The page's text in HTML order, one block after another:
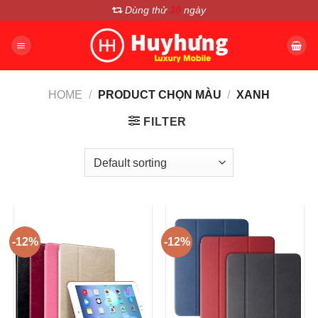
nội
Dùng thử 30 ngày
HOME / PRODUCT CHỌN MÀU / XANH
FILTER
-12% -12%